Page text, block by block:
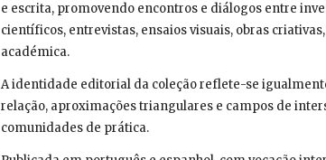
e escrita, promovendo encontros e diálogos entre
científicos, entrevistas, ensaios visuais, obras
académica.
A identidade editorial da coleção reflete-se
relação, aproximações triangulares e campos de
comunidades de prática.